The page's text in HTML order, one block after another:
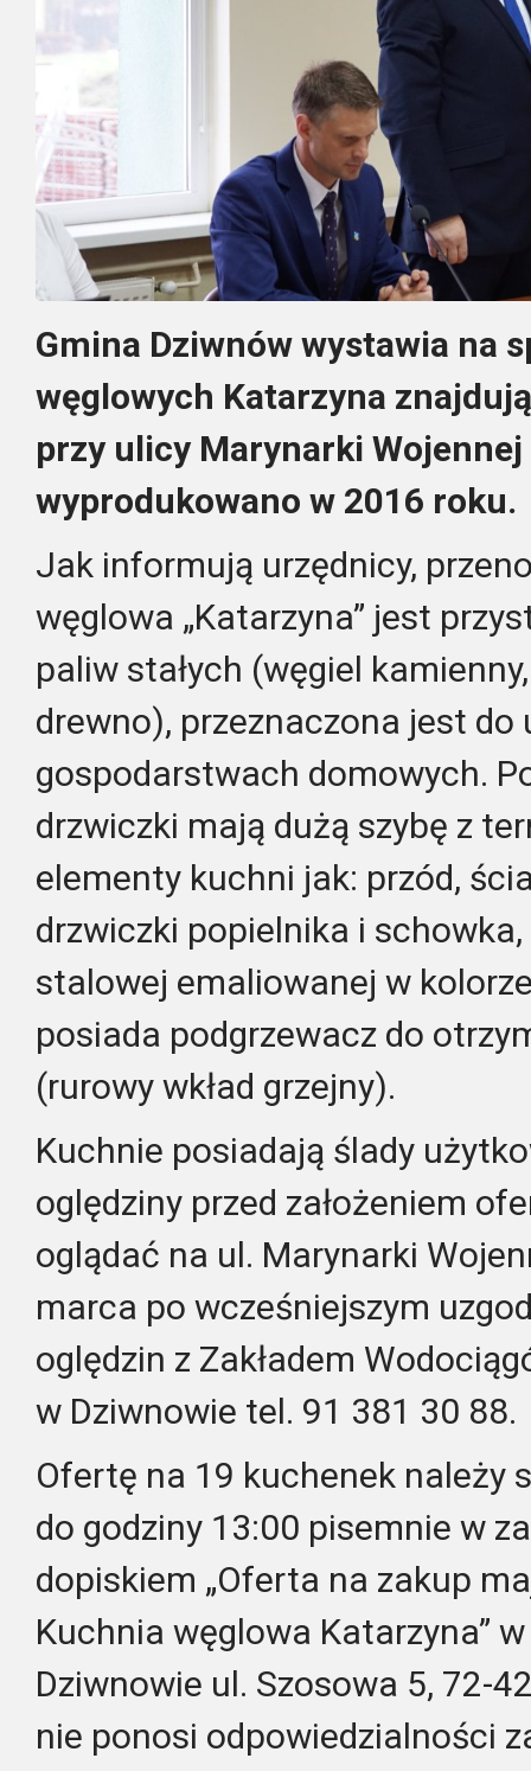
Gmina Dziwnów wystawia na
węglowych Katarzyna
przy ulicy Marynarki
wyprodukowano w 2016 roku.
Jak informują urzędnicy,
węglowa „Katarzyna” jest
paliw stałych (węgiel
drewno), przeznaczona jest do
gospodarstwach domowych.
drzwiczki mają dużą szybę z
elementy kuchni jak: przód,
drzwiczki popielnika i
stalowej emaliowanej w
posiada podgrzewacz do
(rurowy wkład grzejny).
Kuchnie posiadają ślady
oględziny przed założeniem
oglądać na ul. Marynarki
marca po wcześniejszym
oględzin z Zakładem
w Dziwnowie tel. 91 381 30 88.
Ofertę na 19 kuchenek należy
do godziny 13:00 pisemnie w
dopiskiem „Oferta na zakup
Kuchnia węglowa Katarzyna”
Dziwnowie ul. Szosowa 5, 72-
nie ponosi odpowiedzialności